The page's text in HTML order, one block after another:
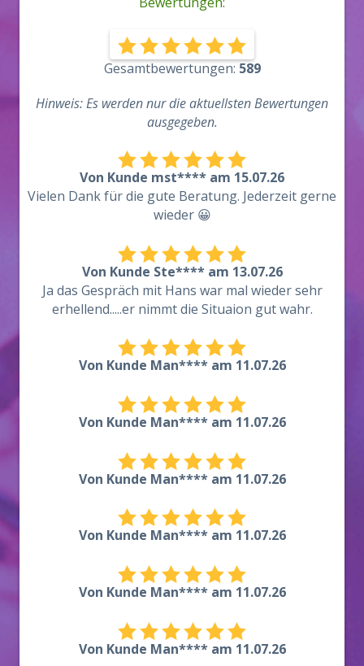
Gesamtbewertungen:589
Hinweis: Es werden nur die aktuellsten Bewertungen
ausgegeben.
Von Kunde mst**** am 15.07.26
Vielen Dank für die gute Beratung. Jederzeit gerne
wieder 😀
Von Kunde Ste**** am 13.07.26
Ja das Gespräch mit Hans war mal wieder sehr
erhellend.....er nimmt die Situaion gut wahr.
Von Kunde Man**** am 11.07.26
Von Kunde Man**** am 11.07.26
Von Kunde Man**** am 11.07.26
Von Kunde Man**** am 11.07.26
Von Kunde Man**** am 11.07.26
Von Kunde Man**** am 11.07.26